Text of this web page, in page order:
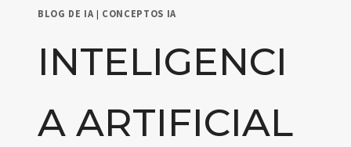
BLOG DE IA | CONCEPTOS IA
INTELIGENCI
A ARTIFICIAL